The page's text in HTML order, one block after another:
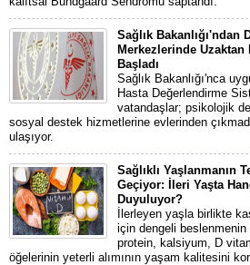
Sağlık Bakanlığı'ndan
Merkezlerinde Uzaktan
Başladı
Sağlık Bakanlığı'nca
Hasta Değerlendirme
vatandaşlar; psikolojik
sosyal destek hizmetlerine evlerinden
ulaşıyor.
Sağlıklı Yaşlanmanın
Geçiyor: İleri Yaşta
Duyuluyor?
İlerleyen yaşla birlikte
için dengeli beslenmenin
protein, kalsiyum, D
öğelerinin yeterli alımının yaşam kalitesini